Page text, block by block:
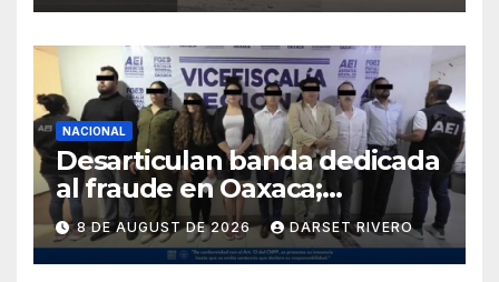
NACIONAL
Desarticulan banda dedicada
al fraude en Oaxaca;
detienen a ocho personas en
flagrancia
8 DE AUGUST DE 2026 DARSET RIVERO